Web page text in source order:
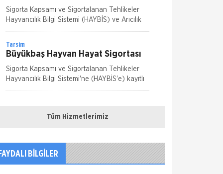
Sigorta Kapsamı ve Sigortalanan Tehlikeler
Hayvancılık Bilgi Sistemi (HAYBİS) ve Arıcılık
Kayıt Sistemi'ne (AKS) kayıtlı olan, plakalı,
Tarsim
Büyükbaş Hayvan Hayat Sigortası
Sigorta Kapsamı ve Sigortalanan Tehlikeler
Hayvancılık Bilgi Sistemi'ne (HAYBİS'e) kayıtlı
olan süt ve erkek besi sığırları ile mandalar,
Bitkisel Ürün Sigortası
yangın, deprem, heyelan, sel ve su baskınının
ürünlerde
Sompo Japan Sigorta
Tüm Hizmetlerimiz
FAYDALI BİLGİLER